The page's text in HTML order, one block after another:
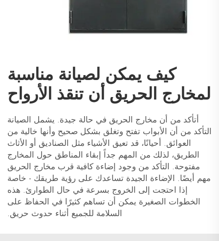
كيف يمكن لصيانة مناسبة
لمخارج الحريق أن تنقذ الأرواح
أتأكد من أن مخارج الحريق في حالة جيدة. يشمل الصيانة
التأكد من أن الأبواب تفتح وتغلق بشكل صحيح وأنها خالية من
العوائق. أحيانًا، قد تعيق الأشياء مثل الصناديق أو الأثاث
الطريق، لذلك من المهم جداً إبقاء المناطق حول المخارج
مفتوحة. التأكد من وجود إضاءة كافية قرب مخارج الحريق
مهم أيضًا. الإضاءة الجيدة تساعدك على رؤية طريقك - خاصة
إذا احتجت إلى الخروج بسرعة في حال الطوارئ. هذه
الخطوات الصغيرة يمكن أن تساهم كثيرًا في الحفاظ على
السلامة للجميع أثناء حدوث حريق.